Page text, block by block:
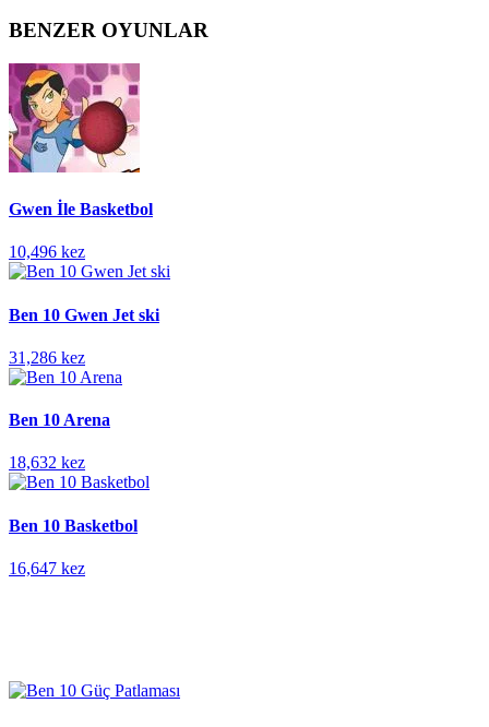
BENZER OYUNLAR
Gwen İle Basketbol
10,496 kez
Ben 10 Gwen Jet ski
31,286 kez
Ben 10 Arena
18,632 kez
Ben 10 Basketbol
16,647 kez